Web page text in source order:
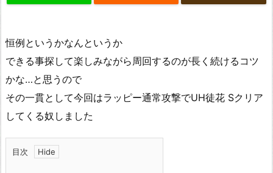
恒例というかなんというか
できる事探して楽しみながら周回するのが長く続けるコツ
かな…と思うので
その一貫として今回はラッピー通常攻撃でUH徒花 Sクリア
してくる奴しました
目次